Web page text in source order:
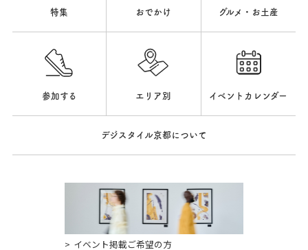
特集 おでかけ グルメ・お土産
参加する エリア別 イベントカレンダー
デジスタイル京都について
イベント掲載ご希望の方